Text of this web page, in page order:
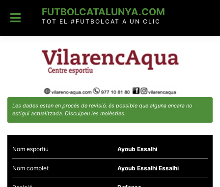
content
FUTBOLCATALUNYA.COM
TOT EL #FUTBOLCAT A UN CLIC
Les dades estan en procés de revisió, és possible que alguna encara no
estigui actualitzada. Disculpeu les molèsties.
Nom esportiu Ayoub Essalhi
Nom complet Ayoub Essalhi Essalhi